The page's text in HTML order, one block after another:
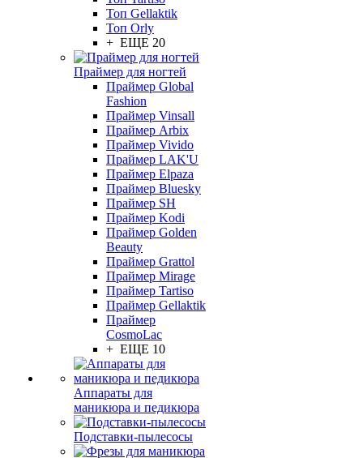
Топ Gellaktik
Топ Orly
+ ЕЩЕ 20
Праймер для ногтей
Праймер Global
Fashion
Праймер Vinsall
Праймер Arbix
Праймер Vivido
Праймер LAK'U
Праймер Elpaza
Праймер Bluesky
Праймер SH
Праймер Kodi
Праймер Golden
Beauty
Праймер Grattol
Праймер Mirage
Праймер Tartiso
Праймер Gellaktik
Праймер
CosmoLac
+ ЕЩЕ 10
Аппараты для
маникюра и педикюра
Подставки-пылесосы